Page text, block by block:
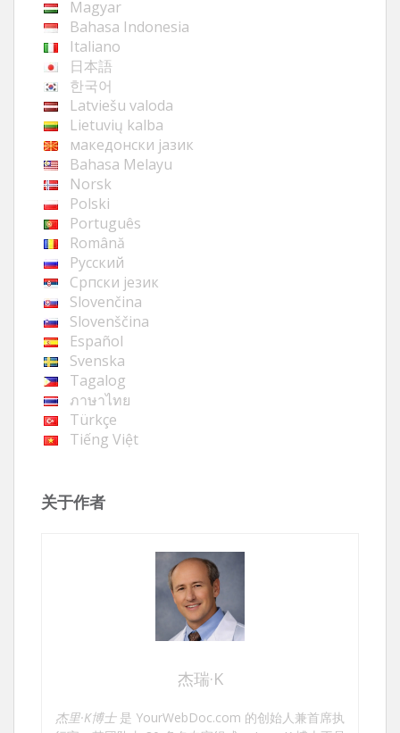
Magyar
Bahasa Indonesia
Italiano
日本語
한국어
Latviešu valoda
Lietuvių kalba
македонски јазик
Bahasa Melayu
Norsk
Polski
Português
Română
Русский
Cрпски језик
Slovenčina
Slovenščina
Español
Svenska
Tagalog
ภาษาไทย
Türkçe
Tiếng Việt
关于作者
杰瑞·K
杰里·K博士是 YourWebDoc.com 的创始人兼首席执